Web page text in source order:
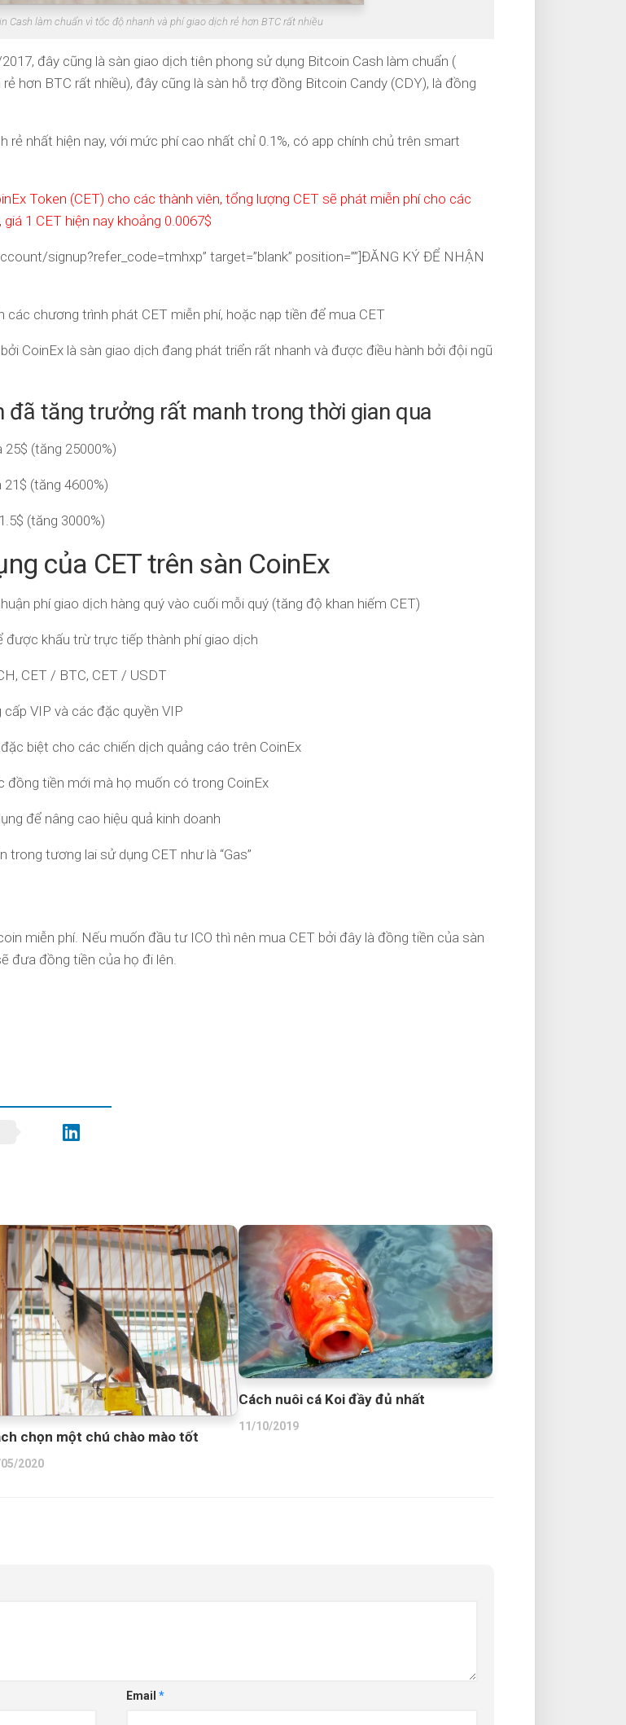
Cash làm chuẩn vì tốc độ nhanh và phí giao dịch rẻ hơn BTC rất nhiều
đây cũng là sàn giao dịch tiên phong sử dụng Bitcoin Cash làm chuẩn (
hơn BTC rất nhiều), đây cũng là sàn hỗ trợ đồng Bitcoin Candy (CDY), là đồng
rẻ nhất hiện nay, với mức phí cao nhất chỉ 0.1%, có app chính chủ trên smart
Token (CET) cho các thành viên, tổng lượng CET sẽ phát miễn phí cho các
1 CET hiện nay khoảng 0.0067$
signup?refer_code=tmhxp” target=”blank” position=””]ĐĂNG KÝ ĐỂ NHẬN
chương trình phát CET miễn phí, hoặc nạp tiền để mua CET
CoinEx là sàn giao dịch đang phát triển rất nhanh và được điều hành bởi đội ngũ
đã tăng trưởng rất manh trong thời gian qua
(tăng 25000%)
(tăng 4600%)
(tăng 3000%)
của CET trên sàn CoinEx
phí giao dịch hàng quý vào cuối mỗi quý (tăng độ khan hiếm CET)
khấu trừ trực tiếp thành phí giao dịch
CET / BTC, CET / USDT
VIP và các đặc quyền VIP
biệt cho các chiến dịch quảng cáo trên CoinEx
đồng tiền mới mà họ muốn có trong CoinEx
để nâng cao hiệu quả kinh doanh
tương lai sử dụng CET như là “Gas”
miễn phí. Nếu muốn đầu tư ICO thì nên mua CET bởi đây là đồng tiền của sàn
đưa đồng tiền của họ đi lên.
chọn một chú chào mào tốt
2020
Cách nuôi cá Koi đầy đủ nhất
11/10/2019
Email *